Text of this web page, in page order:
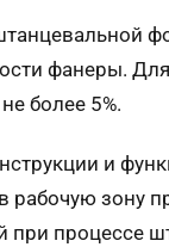
фанеры.
более 5%.
и
рабочую
процессе